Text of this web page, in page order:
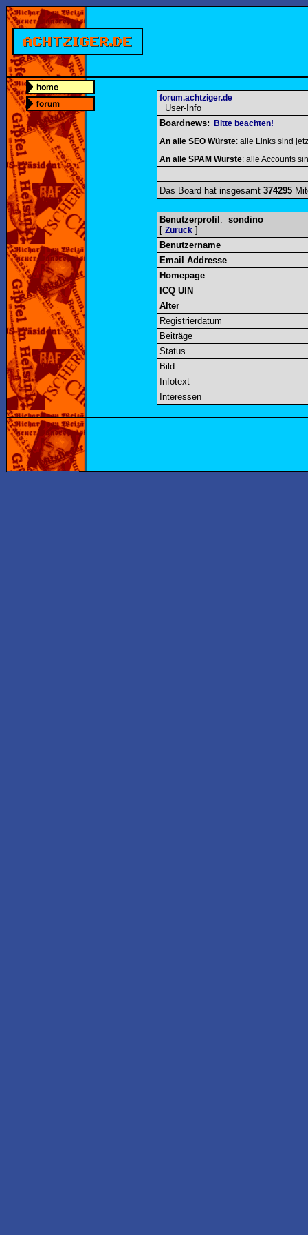
forum.achtziger.de
User-Info
Boardnews:
Bitte beachten!
An alle SEO Würste: alle Links sind
An alle SPAM Würste: alle Accounts
Das Board hat insgesamt 374295
Benutzerprofil : sondino
[ Zurück ]
Benutzername
Email Addresse
Homepage
ICQ UIN
Alter
Registrierdatum
Beiträge
Status
Bild
Infotext
Interessen